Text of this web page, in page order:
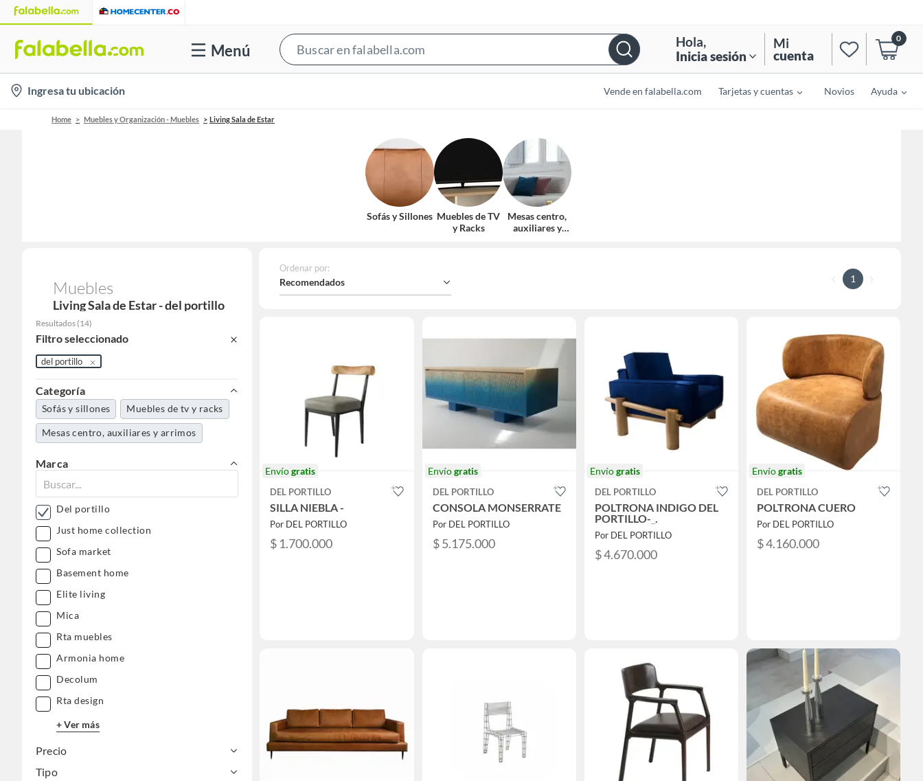
Menú
Bar
Hola,
Inicia sesión
Mi
cuenta
0
location-
icon
Ingresa tu ubicación Vende en falabella.com Tarjetas y cuentas Novios Ayuda
Home Muebles y Organización - Muebles Living Sala de Estar
Sofás y Sillones Muebles de TV
y Racks
Mesas centro,
auxiliares y
Muebles
Living Sala de Estar - del portillo
Resultados (14)
Filtro seleccionado
del portillo
Categoría
Sofás y sillones Muebles de tv y racks
Mesas centro, auxiliares y arrimos
Marca
Del portillo
Just home collection
Sofa market
Basement home
Elite living
Mica
Rta muebles
Armonia home
Decolum
Rta design
+ Ver más
Precio
Tipo
Ordenar por:
Recomendados 1
Envíogratis
DEL PORTILLO
SILLA NIEBLA -
Por DEL PORTILLO
$ 1.700.000
Envíogratis
DEL PORTILLO
CONSOLA MONSERRATE
Por DEL PORTILLO
$ 5.175.000
Envíogratis
DEL PORTILLO
POLTRONA INDIGO DEL
PORTILLO-_.
Por DEL PORTILLO
$ 4.670.000
Envíogratis
DEL PORTILLO
POLTRONA CUERO
Por DEL PORTILLO
$ 4.160.000